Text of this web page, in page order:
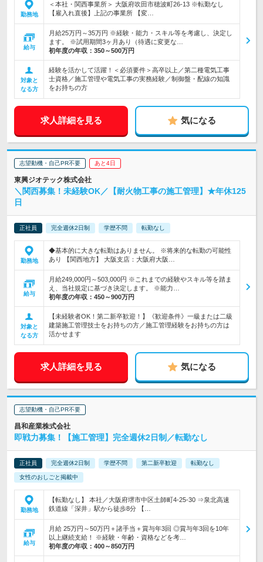
勤務地
＜本社・関西事業所＞ 大阪府吹田市穂波町26-13 ※転勤なし
【雇入れ直後】上記の事業所 【変…
給与
月給25万円～35万円 ※経験・能力・スキル等を考慮し、決定し
ます。 ※試用期間3ヶ月あり（待遇に変更な…
初年度の年収： 350～500万円
対象と
なる方
経験を活かして活躍！＜必須要件＞高卒以上／第二種電気工事
士資格／施工管理や電気工事の実務経験／制御盤・配線の知識
をお持ちの方
求人詳細を見る 気になる
志望動機・自己PR不要 あと4日
東興ジオテック株式会社
＼関西募集！未経験OK／【耐火物工事の施工管理】★年休125
日
正社員 完全週休2日制 学歴不問 転勤なし
勤務地
◆基本的に大きな転勤はありません。 ※将来的な転勤の可能性
あり 【関西地方】 大阪支店：大阪府大阪…
給与
月給249,000円～503,000円 ※これまでの経験やスキル等を踏ま
え、当社規定に基づき決定します。 ※能力…
初年度の年収： 450～900万円
対象と
なる方
【未経験者OK！第二新卒歓迎！】《歓迎条件》一級または二級
建築施工管理技士をお持ちの方／施工管理経験をお持ちの方は
活かせます
求人詳細を見る 気になる
志望動機・自己PR不要
昌和産業株式会社
即戦力募集！【施工管理】完全週休2日制／転勤なし
正社員 完全週休2日制 学歴不問 第二新卒歓迎 転勤なし
女性のおしごと掲載中
勤務地
【転勤なし】 本社／大阪府堺市中区土師町4-25-30 ⇒泉北高速
鉄道線「深井」駅から徒歩8分 【…
給与
月給 25万円～50万円＋諸手当＋賞与年3回 ◎賞与年3回を10年
以上継続支給！ ※経験・年齢・資格などを考…
初年度の年収： 400～850万円